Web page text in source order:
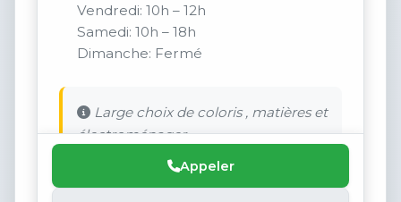
Vendredi: 10h – 12h
Samedi: 10h – 18h
Dimanche: Fermé
Large choix de coloris , matières et
électroménager.
Appeler